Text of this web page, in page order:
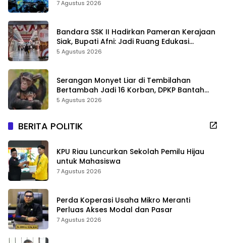
7 Agustus 2026
Bandara SSK II Hadirkan Pameran Kerajaan
Siak, Bupati Afni: Jadi Ruang Edukasi
Sejarah Riau
5 Agustus 2026
Serangan Monyet Liar di Tembilahan
Bertambah Jadi 16 Korban, DPKP Bantah
Video Gerombolan Viral
5 Agustus 2026
BERITA POLITIK
KPU Riau Luncurkan Sekolah Pemilu Hijau
untuk Mahasiswa
7 Agustus 2026
Perda Koperasi Usaha Mikro Meranti
Perluas Akses Modal dan Pasar
7 Agustus 2026